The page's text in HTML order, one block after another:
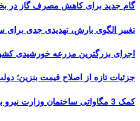
گام جدید برای کاهش مصرف گاز در
تغییر الگوی بارش، تهدیدی جدی برای
اجرای بزرگترین مزرعه خورشیدی
جزئیات تازه از اصلاح قیمت بنزین؛
کمک 3 مگاواتی ساختمان وزارت نیرو به شبکه برق در اوج بار